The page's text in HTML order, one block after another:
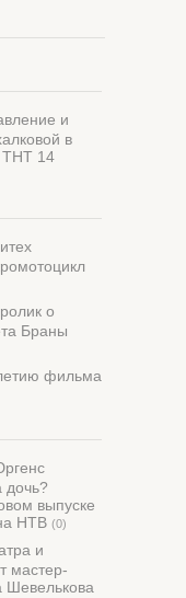
и
в
ТНТ 14
о
Браны
фильма
дочь?
выпуске
НТВ (0)
и
мастер-
Шевелькова